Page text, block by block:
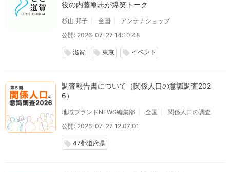
役の内藤剛志が爆笑トーク
杉山 邦子 全国
アンテナショップ
公開: 2026-07-27 14:10:48
local_offer 滋賀 local_offer 東京 local_offer イベント
調査報告書について（関係人口の意識調査202
6）
地域ブランドNEWS編集部 全国
関係人口の調査
公開: 2026-07-27 12:07:01
local_offer 47都道府県